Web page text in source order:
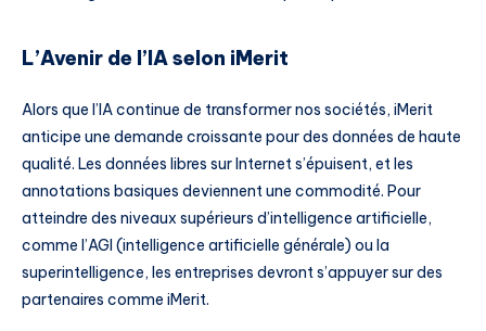
L’Avenir de l’IA selon iMerit
Alors que l’IA continue de transformer nos sociétés, iMerit
anticipe une demande croissante pour des données de haute
qualité. Les données libres sur Internet s’épuisent, et les
annotations basiques deviennent une commodité. Pour
atteindre des niveaux supérieurs d’intelligence artificielle,
comme l’AGI (intelligence artificielle générale) ou la
superintelligence, les entreprises devront s’appuyer sur des
partenaires comme iMerit.